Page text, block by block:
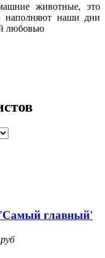
животные, это
наполняют наши дни
любовью
главный'
руб